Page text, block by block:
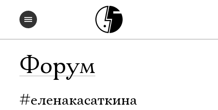
Форум
#еленакасаткина